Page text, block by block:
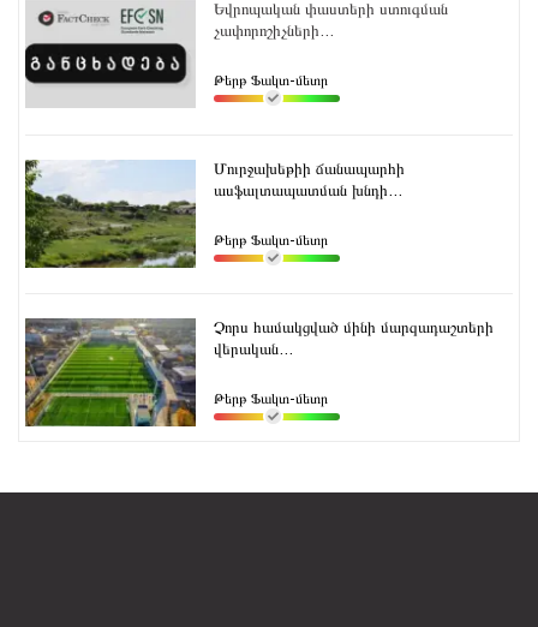
Եվրոպական փաստերի ստուգման
չափորոշիչների...
Թերթ Ֆակտ-մետր
Մուրջախեթիի ճանապարհի
ասֆալտապատման խնդի...
Թերթ Ֆակտ-մետր
Չորս համակցված մինի մարզադաշտերի
վերական...
Թերթ Ֆակտ-մետր